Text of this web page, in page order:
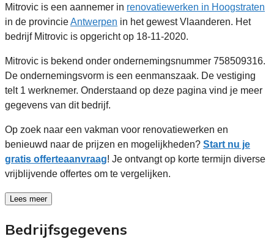
Mitrovic is een aannemer in renovatiewerken in Hoogstraten
in de provincieAntwerpen in het gewest Vlaanderen. Het
bedrijf Mitrovic is opgericht op 18-11-2020.
Mitrovic is bekend onder ondernemingsnummer 758509316.
De ondernemingsvorm is een eenmanszaak. De vestiging
telt 1 werknemer. Onderstaand op deze pagina vind je meer
gegevens van dit bedrijf.
Op zoek naar een vakman voor renovatiewerken en
benieuwd naar de prijzen en mogelijkheden? Start nu je
gratis offerteaanvraag! Je ontvangt op korte termijn diverse
vrijblijvende offertes om te vergelijken.
Lees meer
Bedrijfsgegevens